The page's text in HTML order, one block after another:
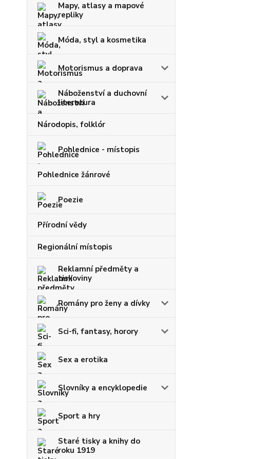
Mapy, atlasy a mapové
repliky
Móda, styl a kosmetika
Motorismus a doprava
Náboženství a duchovní
literatura
Národopis, folklór
Pohlednice - místopis
Pohlednice žánrové
Poezie
Přírodní vědy
Regionální místopis
Reklamní předměty a
tiskoviny
Romány pro ženy a dívky
Sci-fi, fantasy, horory
Sex a erotika
Slovníky a encyklopedie
Sport a hry
Staré tisky a knihy do
roku 1919